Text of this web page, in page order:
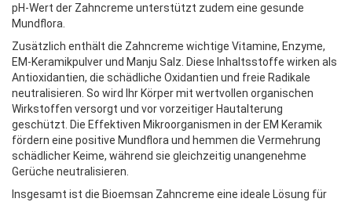
pH-Wert der Zahncreme unterstützt zudem eine gesunde
Mundflora.
Zusätzlich enthält die Zahncreme wichtige Vitamine, Enzyme,
EM-Keramikpulver und Manju Salz. Diese Inhaltsstoffe wirken als
Antioxidantien, die schädliche Oxidantien und freie Radikale
neutralisieren. So wird Ihr Körper mit wertvollen organischen
Wirkstoffen versorgt und vor vorzeitiger Hautalterung
geschützt. Die Effektiven Mikroorganismen in der EM Keramik
fördern eine positive Mundflora und hemmen die Vermehrung
schädlicher Keime, während sie gleichzeitig unangenehme
Gerüche neutralisieren.
Insgesamt ist die Bioemsan Zahncreme eine ideale Lösung für